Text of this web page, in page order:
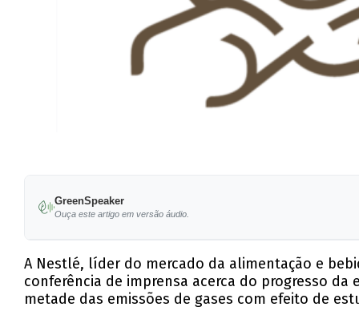
GreenSpeaker
Ouça este artigo em versão áudio.
A Nestlé, líder do mercado da alimentação e
conferência de imprensa acerca do progresso
metade das emissões de gases com efeito de